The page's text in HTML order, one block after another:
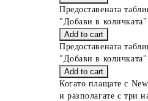
Предоставената
"Добави в
Предоставената
"Добави в
Когато плащате с
и разполагате с три